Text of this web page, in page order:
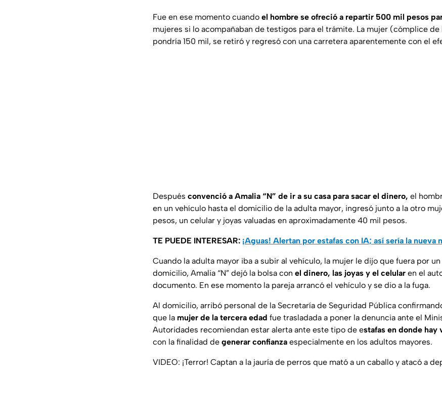
Fue en ese momento cuando el hombre se ofreció a repartir 500 mil pesos
mujeres si lo acompañaban de testigos para el trámite. La mujer (cómplice
pondría 150 mil, se retiró y regresó con una carretera aparentemente con el
Después convenció a Amalia “N” de ir a su casa para sacar el dinero, el
en un vehículo hasta el domicilio de la adulta mayor, ingresó junto a la otro
pesos, un celular y joyas valuadas en aproximadamente 40 mil pesos.
TE PUEDE INTERESAR: ¡Aguas! Alertan por estafas con IA; así sería la nueva
Cuando la adulta mayor iba a subir al vehículo, la mujer le dijo que fuera por
domicilio, Amalia “N” dejó la bolsa con el dinero, las joyas y el celular en el
documento. En ese momento la pareja arrancó el vehículo y se dio a la fuga.
Al domicilio, arribó personal de la Secretaría de Seguridad Pública
que la mujer de la tercera edad fue trasladada a poner la denuncia ante el
Autoridades recomiendan estar alerta ante este tipo de estafas en donde
con la finalidad de generar confianza especialmente en los adultos mayores.
VIDEO: ¡Terror! Captan a la jauría de perros que mató a un caballo y atacó a